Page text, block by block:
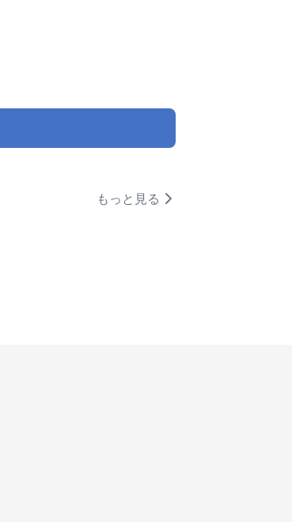
もっと見る